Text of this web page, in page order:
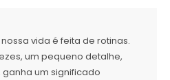
nossa vida é feita de rotinas.
um pequeno detalhe,
um significado